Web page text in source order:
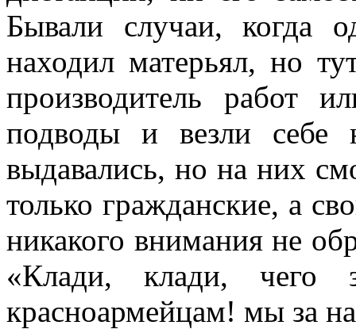
Бывали случаи, когда
находил матерьял, но
производитель работ
подводы и везли себе
выдавались, но на них
только гражданские, а
никакого внимания не
«Клади, клади, чего
красноармейцам! мы за